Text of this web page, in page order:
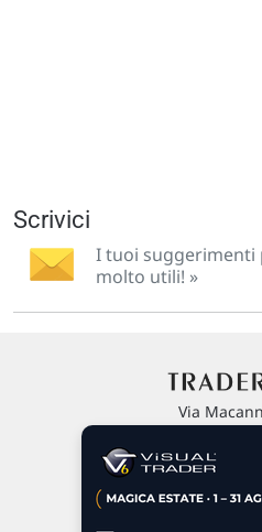
Scrivici
I tuoi suggerimenti
molto utili! »
Via
P.IVA 02 452